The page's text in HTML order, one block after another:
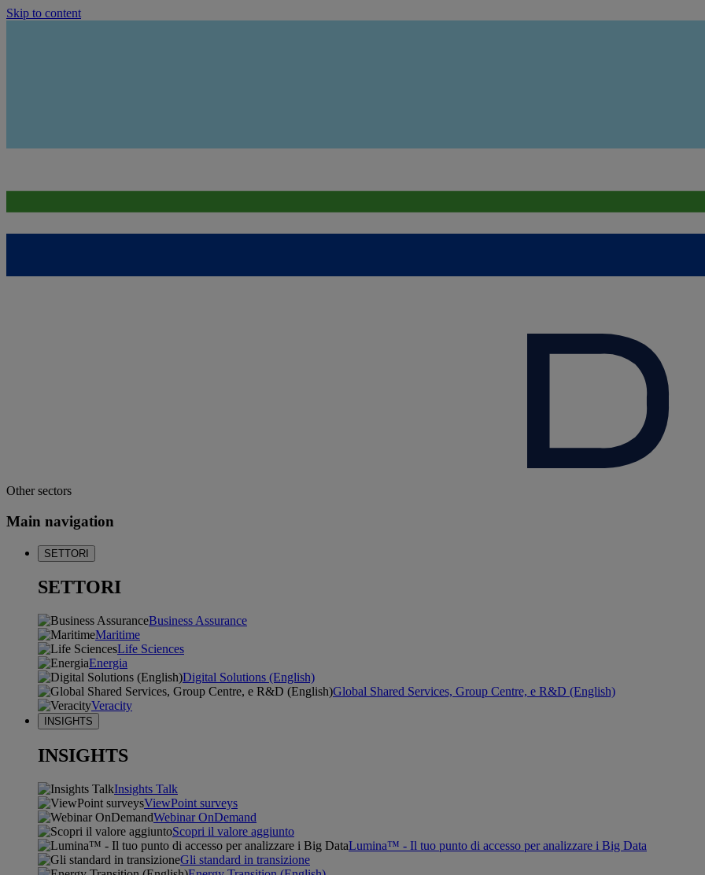
Skip to content
Other sectors
Main navigation
SETTORI
SETTORI
Business Assurance
Maritime
Life Sciences
Energia
Digital Solutions (English)
Global Shared Services, Group Centre, e R&D (English)
Veracity
INSIGHTS
INSIGHTS
Insights Talk
ViewPoint surveys
Webinar OnDemand
Scopri il valore aggiunto
Lumina™ - Il tuo punto di accesso per analizzare i Big Data
Gli standard in transizione